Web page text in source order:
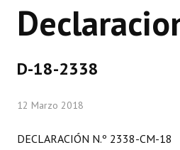
CONCEJO
Comisiones Especiales
D-18-2338
12 Marzo 2018
DECLARACIÓN N.º 2338-CM-18